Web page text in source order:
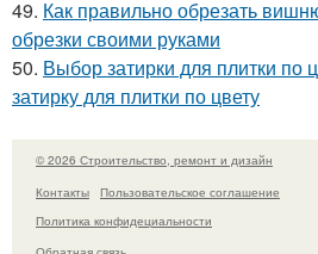
49. Как правильно обрезать
обрезки своими руками
50. Выбор затирки для плитки по
затирку для плитки по цвету
© 2026 Строительство, ремонт и дизайн
Контакты
Пользовательское соглашение
Политика конфидециальности